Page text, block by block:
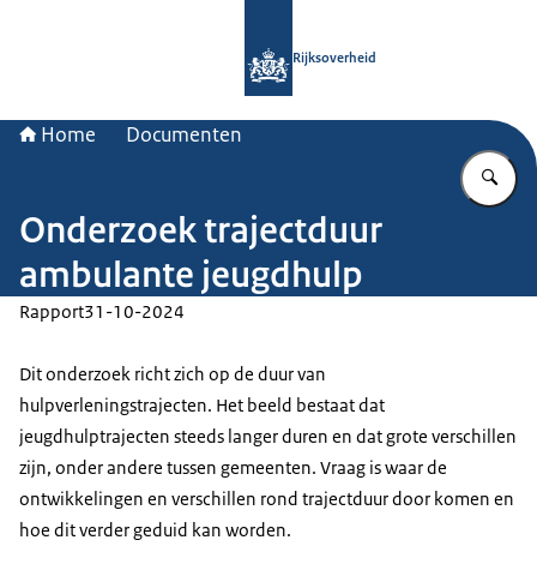
Rijksoverheid
Home Documenten
Onderzoek trajectduur
ambulante jeugdhulp
Rapport31-10-2024
Dit onderzoek richt zich op de duur van
hulpverleningstrajecten. Het beeld bestaat dat
jeugdhulptrajecten steeds langer duren en dat grote verschillen
zijn, onder andere tussen gemeenten. Vraag is waar de
ontwikkelingen en verschillen rond trajectduur door komen en
hoe dit verder geduid kan worden.